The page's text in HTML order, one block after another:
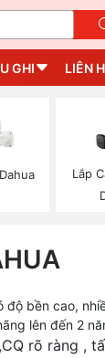
GHI LIÊN
Lắp
bền cao,
lên đến 2
rõ ràng ,